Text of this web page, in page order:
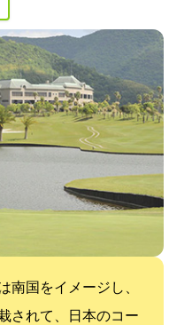
南国をイメージし、
栽されて、日本のコー